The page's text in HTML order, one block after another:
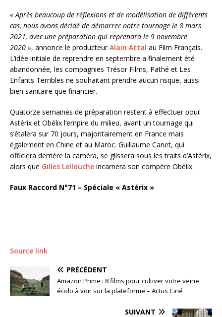
« Après beaucoup de réflexions et de modélisation de différents
cas, nous avons décidé de démarrer notre tournage le 8 mars
2021, avec une préparation qui reprendra le 9 novembre
2020 », annonce le producteurAlain Attal au Film Français.
L’idée initiale de reprendre en septembre a finalement été
abandonnée, les compagnies Trésor Films, Pathé et Les
Enfants Terribles ne souhaitant prendre aucun risque, aussi
bien sanitaire que financier.
Quatorze semaines de préparation restent à effectuer pour
Astérix et Obélix l’empire du milieu, avant un tournage qui
s’étalera sur 70 jours, majoritairement en France mais
également en Chine et au Maroc. Guillaume Canet, qui
officiera derrière la caméra, se glissera sous les traits d’Astérix,
alors que Gilles Lellouche incarnera son compère Obélix.
Faux Raccord N°71 – Spéciale « Astérix »
Source link
PRÉCÉDENT
Amazon Prime : 8 films pour cultiver votre veine
écolo à voir sur la plateforme – Actus Ciné
SUIVANT